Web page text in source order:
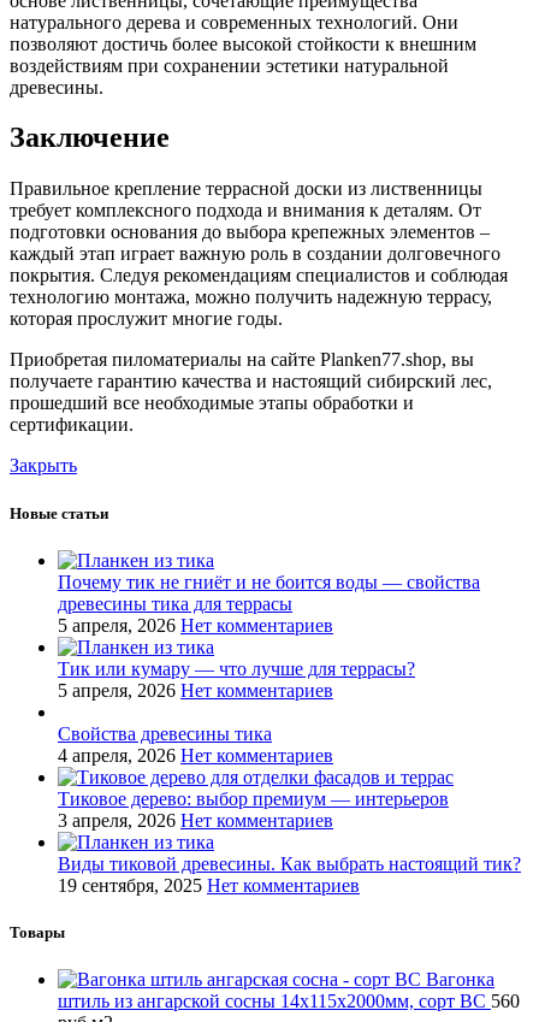
натурального дерева и современных технологий. Они
позволяют достичь более высокой стойкости к внешним
воздействиям при сохранении эстетики натуральной
древесины.
Заключение
Правильное крепление террасной доски из лиственницы
требует комплексного подхода и внимания к деталям. От
подготовки основания до выбора крепежных элементов –
каждый этап играет важную роль в создании долговечного
покрытия. Следуя рекомендациям специалистов и соблюдая
технологию монтажа, можно получить надежную террасу,
которая прослужит многие годы.
Приобретая пиломатериалы на сайте Planken77.shop, вы
получаете гарантию качества и настоящий сибирский лес,
прошедший все необходимые этапы обработки и
сертификации.
Закрыть
Новые статьи
Почему тик не гниёт и не боится воды — свойства
древесины тика для террасы
5 апреля, 2026 Нет комментариев
Тик или кумару — что лучше для террасы?
5 апреля, 2026 Нет комментариев
Свойства древесины тика
4 апреля, 2026 Нет комментариев
Тиковое дерево: выбор премиум — интерьеров
3 апреля, 2026 Нет комментариев
Виды тиковой древесины. Как выбрать настоящий тик?
19 сентября, 2025 Нет комментариев
Товары
Вагонка
штиль из ангарской сосны 14x115x2000мм, сорт BC 560